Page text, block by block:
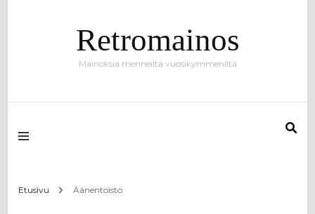
Retromainos
Mainoksia menneiltä vuosikymmeniltä
Etusivu Äänentoisto